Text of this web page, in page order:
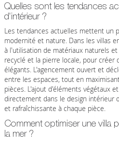
Quelles sont les tendances
d'intérieur ?
Les tendances actuelles mettent un
modernité et nature. Dans les villas
à l'utilisation de matériaux naturels
recyclé et la pierre locale, pour créer
élégants. L'agencement ouvert et
entre les espaces, tout en
pièces. L'ajout d'éléments végétaux
directement dans le design intérieur
et rafraîchissante à chaque pièce.
Comment optimiser une villa
la mer ?